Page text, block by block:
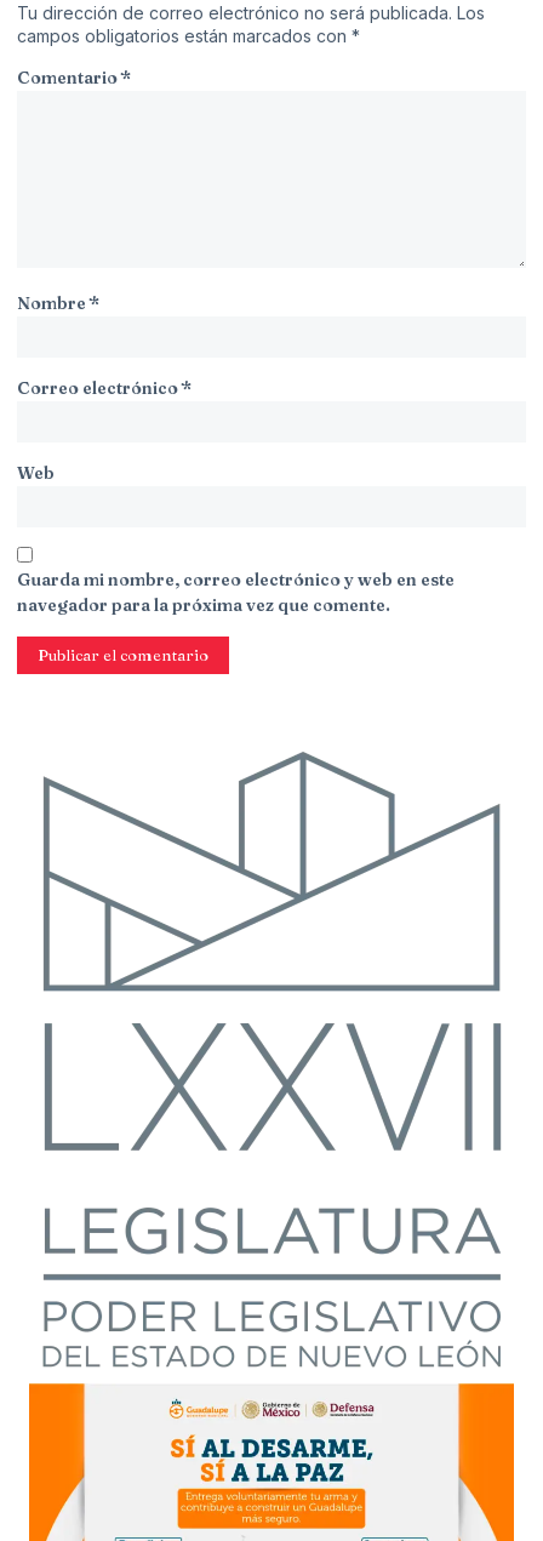
Tu dirección de correo electrónico no será publicada. Los
campos obligatorios están marcados con *
Comentario*
Nombre*
Correo electrónico*
Web
Guarda mi nombre, correo electrónico y web en este
navegador para la próxima vez que comente.